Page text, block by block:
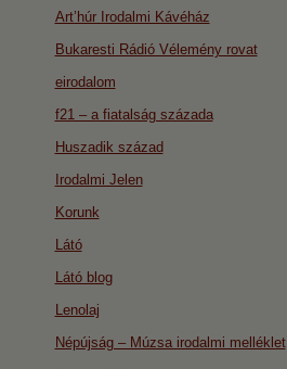
Art’húr Irodalmi Kávéház
Bukaresti Rádió Vélemény rovat
eirodalom
f21 – a fiatalság százada
Huszadik század
Irodalmi Jelen
Korunk
Látó
Látó blog
Lenolaj
Népújság – Múzsa irodalmi melléklet